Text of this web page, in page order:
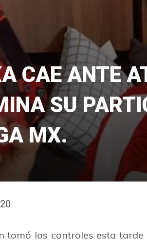
CAE ANTE
SU
MX.
tomó los controles esta